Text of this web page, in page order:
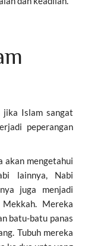
jika Islam sangat
peperangan
akan mengetahui
lainnya, Nabi
juga menjadi
Mereka
batu-batu panas
Tubuh mereka